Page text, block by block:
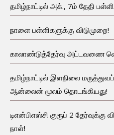
தமிழ்நாட்டில் அக்., 7ம் தேதி
நாளை பள்ளிகளுக்கு விடுமுறை!
காலாண்டுத்தேர்வு அட்டவணை
தமிழ்நாட்டில் இளநிலை
ஆன்லைன் மூலம் தொடங்கியது!
டிஎன்பிஎஸ்சி குரூப் 2
நாள்!